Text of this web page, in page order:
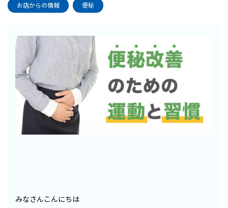
お店からの情報
便秘
みなさんこんにちは